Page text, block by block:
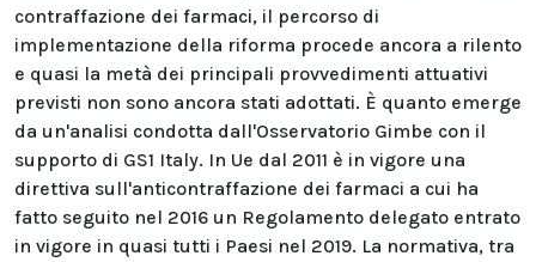
contraffazione dei farmaci, il percorso di
implementazione della riforma procede ancora a rilento
e quasi la metà dei principali provvedimenti attuativi
previsti non sono ancora stati adottati. È quanto emerge
da un'analisi condotta dall'Osservatorio Gimbe con il
supporto di GS1 Italy. In Ue dal 2011 è in vigore una
direttiva sull'anticontraffazione dei farmaci a cui ha
fatto seguito nel 2016 un Regolamento delegato entrato
in vigore in quasi tutti i Paesi nel 2019. La normativa, tra